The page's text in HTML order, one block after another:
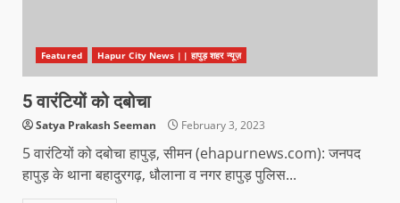
Featured Hapur City News || हापुड़ शहर न्यूज़
5 वारंटियों को दबोचा
Satya Prakash Seeman February 3, 2023
5 वारंटियों को दबोचा हापुड़, सीमन (ehapurnews.com): जनपद
हापुड़ के थाना बहादुरगढ़, धौलाना व नगर हापुड़ पुलिस...